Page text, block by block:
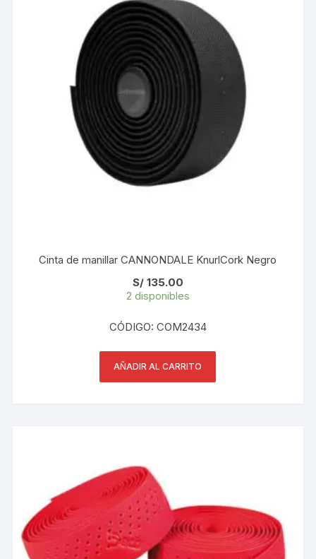
Cinta de manillar CANNONDALE KnurlCork Negro
S/135.00
2 disponibles
CÓDIGO: COM2434
AÑADIR AL CARRITO